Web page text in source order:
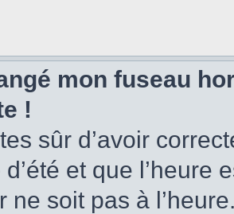
mon fuseau
!
sûr d’avoir
d’été et que
ne soit pas à